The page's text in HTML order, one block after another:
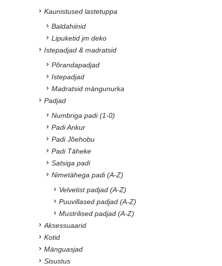
Kaunistused lastetuppa
Baldahiinid
Lipuketid jm deko
Istepadjad & madratsid
Põrandapadjad
Istepadjad
Madratsid mängunurka
Padjad
Numbriga padi (1-0)
Padi Ankur
Padi Jõehobu
Padi Täheke
Satsiga padi
Nimetähega padi (A-Z)
Velvetist padjad (A-Z)
Puuvillased padjad (A-Z)
Mustrilised padjad (A-Z)
Aksessuaarid
Kotid
Mänguasjad
Sisustus